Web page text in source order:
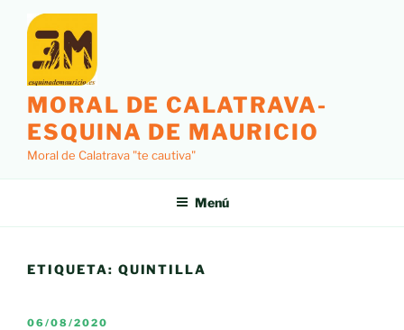
contenido
MORAL DE CALATRAVA-
ESQUINA DE MAURICIO
Moral de Calatrava "te cautiva"
Menú
ETIQUETA: QUINTILLA
PUBLICADO
06/08/2020